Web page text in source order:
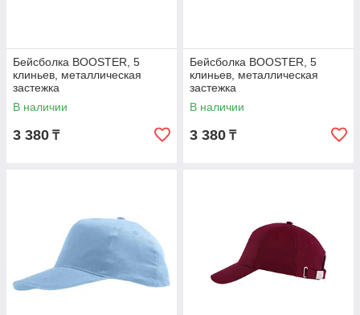
Бейсболка BOOSTER, 5
клиньев, металлическая
застежка
В наличии
3 380 ₸
Бейсболка BOOSTER, 5
клиньев, металлическая
застежка
В наличии
3 380 ₸